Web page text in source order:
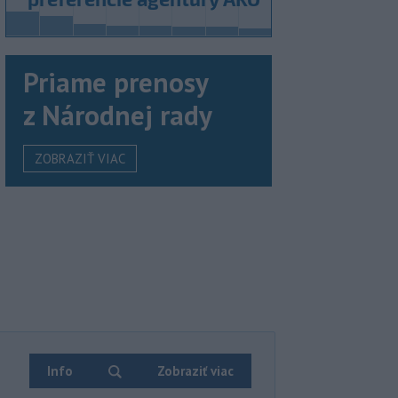
Priame prenosy
z Národnej rady
ZOBRAZIŤ VIAC
Info Zobraziť viac